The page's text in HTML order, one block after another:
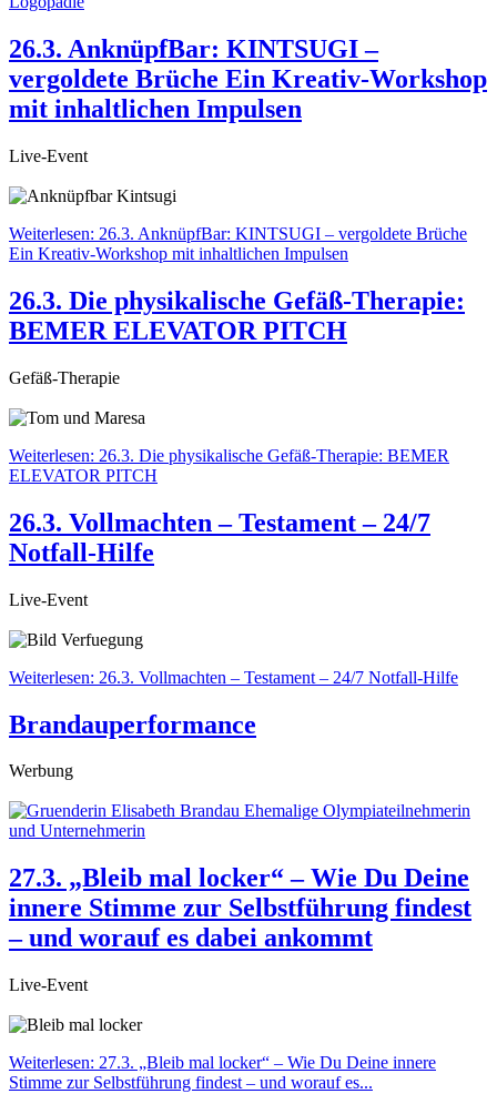
26.3. AnknüpfBar: KINTSUGI –
vergoldete Brüche Ein Kreativ-Workshop
mit inhaltlichen Impulsen
Live-Event
Weiterlesen: 26.3. AnknüpfBar: KINTSUGI – vergoldete Brüche
Ein Kreativ-Workshop mit inhaltlichen Impulsen
26.3. Die physikalische Gefäß-Therapie:
BEMER ELEVATOR PITCH
Gefäß-Therapie
Weiterlesen: 26.3. Die physikalische Gefäß-Therapie: BEMER
ELEVATOR PITCH
26.3. Vollmachten – Testament – 24/7
Notfall-Hilfe
Live-Event
Weiterlesen: 26.3. Vollmachten – Testament – 24/7 Notfall-Hilfe
Brandauperformance
Werbung
27.3. „Bleib mal locker“ – Wie Du Deine
innere Stimme zur Selbstführung findest
– und worauf es dabei ankommt
Live-Event
Weiterlesen: 27.3. „Bleib mal locker“ – Wie Du Deine innere
Stimme zur Selbstführung findest – und worauf es...